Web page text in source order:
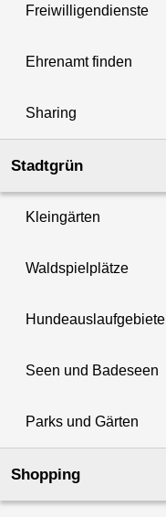
Freiwilligendienste
Ehrenamt finden
Sharing
Stadtgrün
Kleingärten
Waldspielplätze
Hundeauslaufgebiete
Seen und Badeseen
Parks und Gärten
Shopping